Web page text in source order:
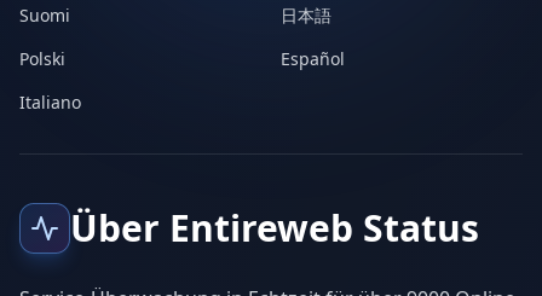
Suomi
日本語
Polski
Español
Italiano
Über Entireweb Status